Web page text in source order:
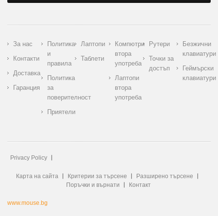
За нас
Контакти
Доставка
Гаранция
Политика
и
правила
Политика
за
поверителност
Приятели
Лаптопи
Таблети
Компютри
втора
употреба
Лаптопи
втора
употреба
Рутери
Точки за
достъп
Безжични
клавиатури
Геймърски
клавиатури
Privacy Policy
Карта на сайта Критерии за търсене
Разширено търсене
Поръчки и върнати
Контакт
www.mouse.bg